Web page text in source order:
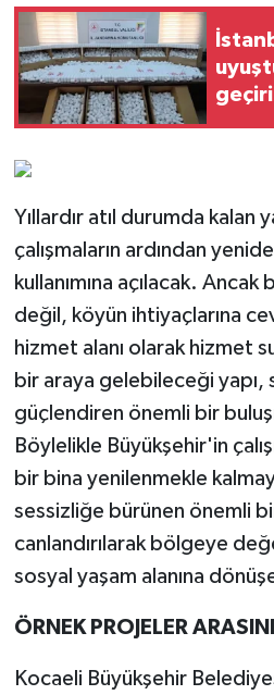
Yıllardır atıl durumda kalan
çalışmaların ardından
kullanımına açılacak.
değil, köyün ihtiyaçlarına
hizmet alanı olarak hizmet
bir araya gelebileceği yapı,
güçlendiren önemli bir
Böylelikle Büyükşehir'in
bir bina yenilenmekle
sessizliğe bürünen önemli
canlandırılarak bölgeye
sosyal yaşam alanına
ÖRNEK PROJELER
Kocaeli Büyükşehir